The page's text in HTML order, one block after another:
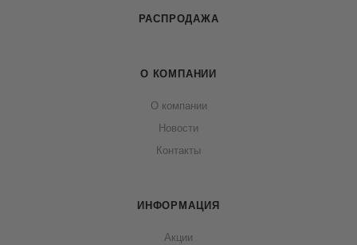
РАСПРОДАЖА
О КОМПАНИИ
О компании
Новости
Контакты
ИНФОРМАЦИЯ
Акции